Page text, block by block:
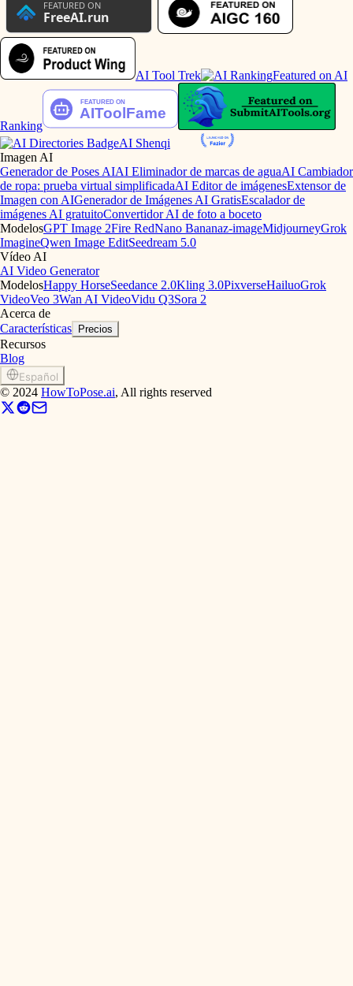
AI Tool Trek Featured on AI
Ranking
AI Shenqi
Imagen AI
Generador de Poses AIAI Eliminador de marcas de aguaAI Cambiador
de ropa: prueba virtual simplificadaAI Editor de imágenesExtensor de
Imagen con AIGenerador de Imágenes AI GratisEscalador de
imágenes AI gratuitoConvertidor AI de foto a boceto
ModelosGPT Image 2Fire RedNano Bananaz-imageMidjourneyGrok
ImagineQwen Image EditSeedream 5.0
Vídeo AI
AI Video Generator
ModelosHappy HorseSeedance 2.0Kling 3.0PixverseHailuoGrok
VideoVeo 3Wan AI VideoVidu Q3Sora 2
Acerca de
Características
Precios
Recursos
Blog
Español
© 2024 HowToPose.ai, All rights reserved